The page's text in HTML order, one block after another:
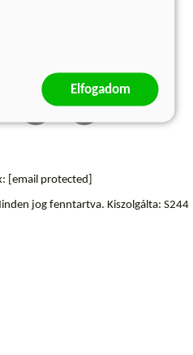
[email protected]
jog fenntartva. Kiszolgálta: S244
Elfogadom